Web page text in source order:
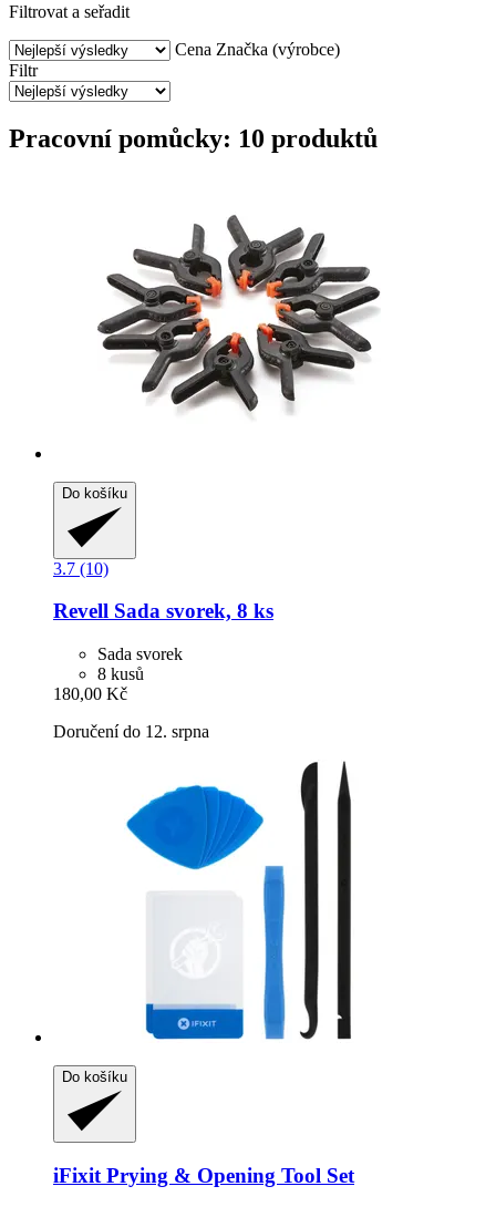
Filtrovat a seřadit
Cena Značka (výrobce)
Filtr
Pracovní pomůcky: 10 produktů
Do košíku
3.7 (10)
Revell Sada svorek, 8 ks
Sada svorek
8 kusů
180,00 Kč
Doručení do 12. srpna
Do košíku
iFixit Prying & Opening Tool Set